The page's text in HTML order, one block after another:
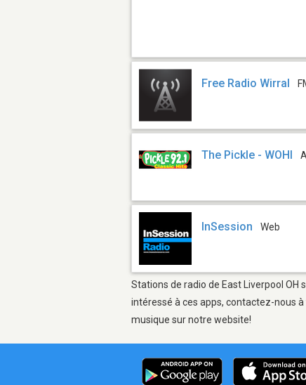
Free Radio Wirral
The Pickle - WOHI
InSession Web
Stations de radio de East Liverpool OH
intéressé à ces apps, contactez-nous
musique sur notre website!